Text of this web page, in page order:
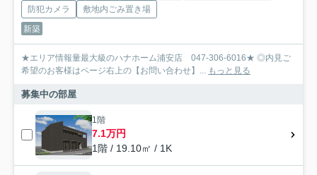
防犯カメラ
敷地内ごみ置き場
新築
★エリア情報量最大級のハナホーム浦安店 047-306-6016★ ◎内見ご
希望のお客様はページ右上の【お問い合わせ】... もっと見る
募集中の部屋
1階
7.1万円
1階 / 19.10㎡ / 1K